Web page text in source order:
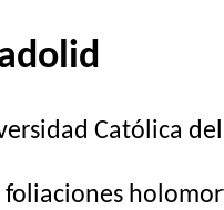
Católica